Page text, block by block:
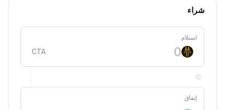
شراء
استلام
CTA
إنفاق